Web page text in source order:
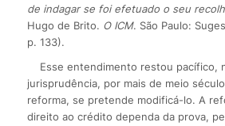
de indagar se foi efetuado o seu
Hugo de Brito. O ICM. São Paulo:
p. 133).
Esse entendimento restou pacífico,
jurisprudência, por mais de meio
reforma, se pretende modificá-lo. A
direito ao crédito dependa da prova,